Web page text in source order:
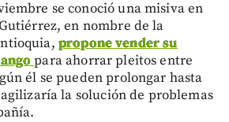
se conoció una misiva en
en nombre de la
propone vender su
para ahorrar pleitos entre
él se pueden prolongar hasta
la solución de problemas